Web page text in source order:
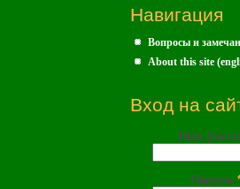
Навигация
Вопросы и
About this site
Вход на
Имя
Пароль